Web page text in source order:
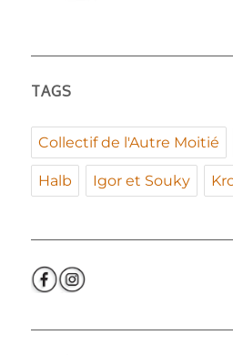
TAGS
Collectif de l'Autre Moitié
Halb Igor et Souky